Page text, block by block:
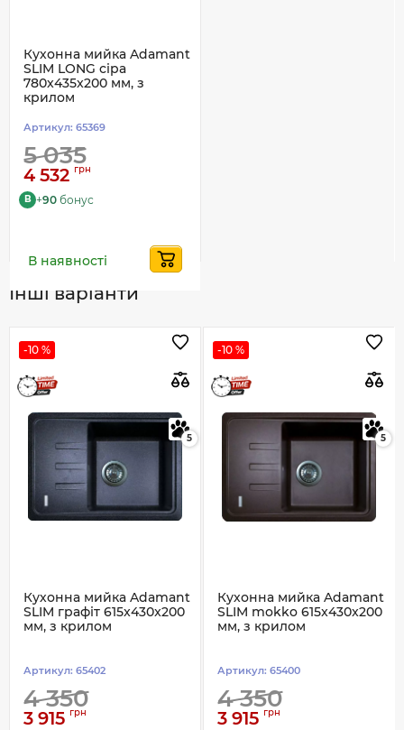
Кухонна мийка Adamant
SLIM LONG сіра
780x435x200 мм, з
крилом
Артикул: 65369
5 035
4 532 грн
B +90 бонус
В наявності
Інші варіанти
-10 %
5
Кухонна мийка Adamant
SLIM графіт 615x430x200
мм, з крилом
Артикул: 65402
4 350
3 915 грн
-10 %
5
Кухонна мийка Adamant
SLIM mokko 615x430x200
мм, з крилом
Артикул: 65400
4 350
3 915 грн